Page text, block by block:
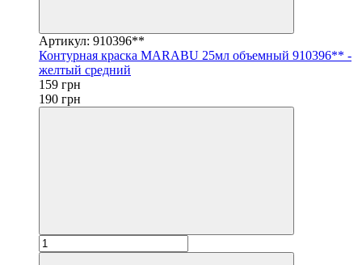
Артикул: 910396**
Контурная краска MARABU 25мл объемный 910396** -
желтый средний
159 грн
190 грн